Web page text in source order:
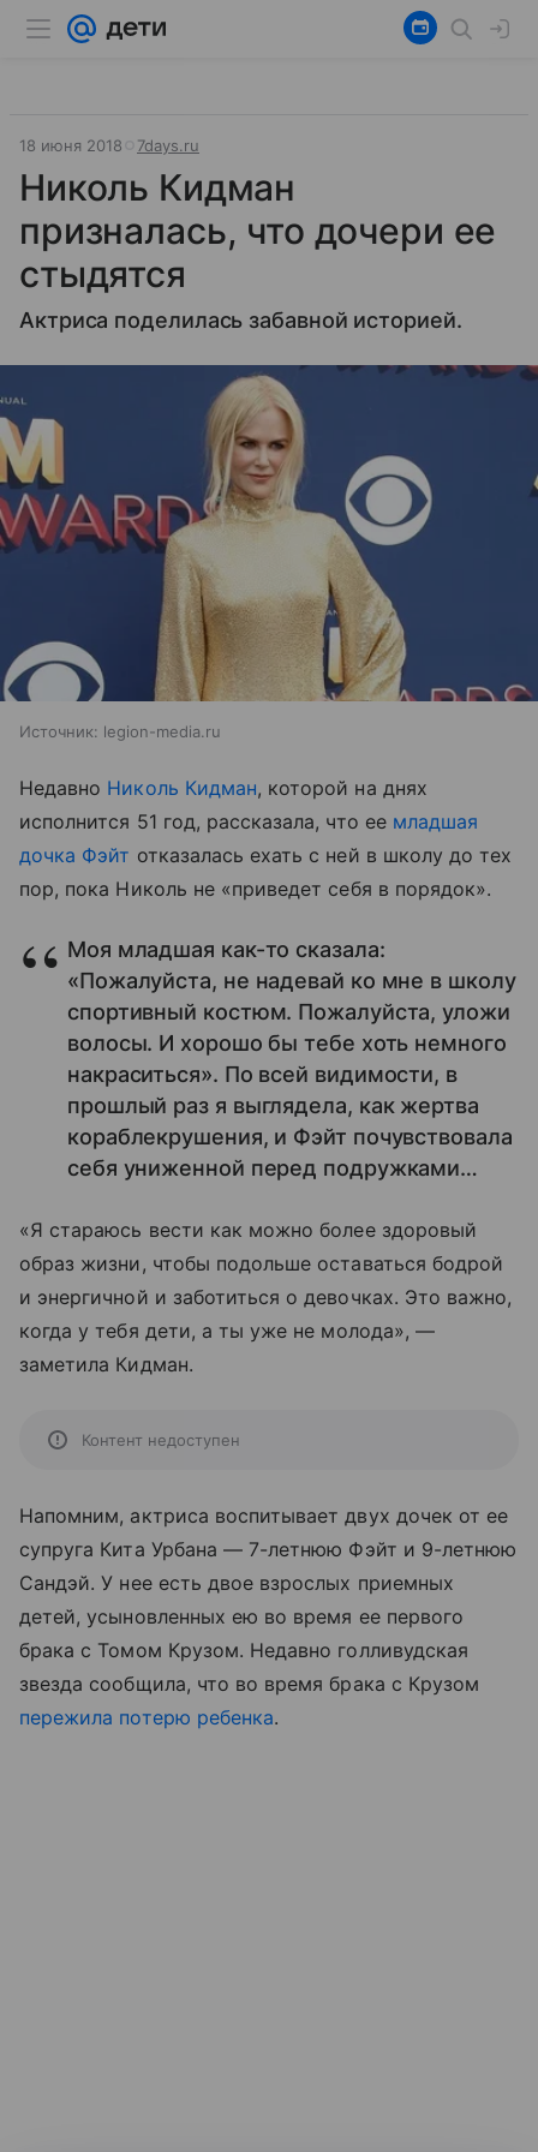
18 июня 2018 7days.ru
Николь Кидман
призналась, что дочери ее
стыдятся
Актриса поделилась забавной историей.
Источник: legion-media.ru
Недавно Николь Кидман, которой на днях
исполнится 51 год, рассказала, что ее младшая
дочка Фэйт отказалась ехать с ней в школу до тех
пор, пока Николь не «приведет себя в порядок».
Моя младшая как-то сказала:
«Пожалуйста, не надевай ко мне в школу
спортивный костюм. Пожалуйста, уложи
волосы. И хорошо бы тебе хоть немного
накраситься». По всей видимости, в
прошлый раз я выглядела, как жертва
кораблекрушения, и Фэйт почувствовала
себя униженной перед подружками…
«Я стараюсь вести как можно более здоровый
образ жизни, чтобы подольше оставаться бодрой
и энергичной и заботиться о девочках. Это важно,
когда у тебя дети, а ты уже не молода», —
заметила Кидман.
Контент недоступен
Напомним, актриса воспитывает двух дочек от ее
супруга Кита Урбана — 7-летнюю Фэйт и 9-летнюю
Сандэй. У нее есть двое взрослых приемных
детей, усыновленных ею во время ее первого
брака с Томом Крузом. Недавно голливудская
звезда сообщила, что во время брака с Крузом
пережила потерю ребенка.